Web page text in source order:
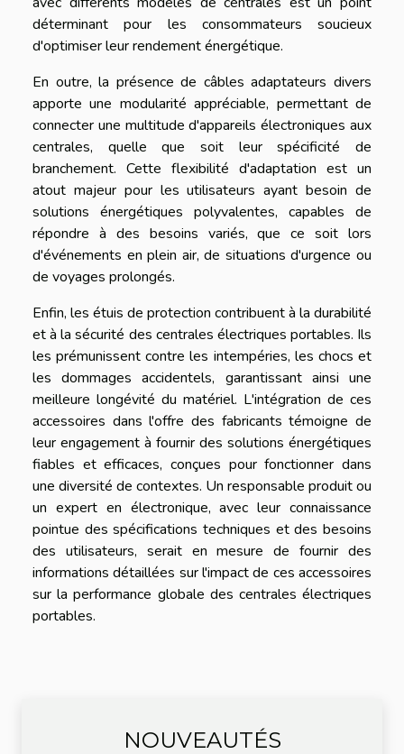
déterminant pour les consommateurs soucieux
d'optimiser leur rendement énergétique.
En outre, la présence de câbles adaptateurs divers
apporte une modularité appréciable, permettant de
connecter une multitude d'appareils électroniques aux
centrales, quelle que soit leur spécificité de
branchement. Cette flexibilité d'adaptation est un
atout majeur pour les utilisateurs ayant besoin de
solutions énergétiques polyvalentes, capables de
répondre à des besoins variés, que ce soit lors
d'événements en plein air, de situations d'urgence ou
de voyages prolongés.
Enfin, les étuis de protection contribuent à la durabilité
et à la sécurité des centrales électriques portables. Ils
les prémunissent contre les intempéries, les chocs et
les dommages accidentels, garantissant ainsi une
meilleure longévité du matériel. L'intégration de ces
accessoires dans l'offre des fabricants témoigne de
leur engagement à fournir des solutions énergétiques
fiables et efficaces, conçues pour fonctionner dans
une diversité de contextes. Un responsable produit ou
un expert en électronique, avec leur connaissance
pointue des spécifications techniques et des besoins
des utilisateurs, serait en mesure de fournir des
informations détaillées sur l'impact de ces accessoires
sur la performance globale des centrales électriques
portables.
NOUVEAUTÉS